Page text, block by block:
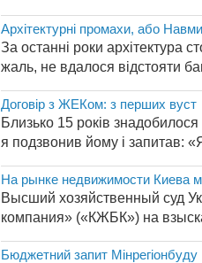
Архітектурні промахи, або
За останні роки архітектура
жаль, не вдалося відстояти
Договір з ЖЕКом: з перших вуст
Близько 15 років
я подзвонив йому і запитав:
На рынке недвижимости Киева
Высший хозяйственный суд
компания» («КЖБК») на
Бюджетний запит